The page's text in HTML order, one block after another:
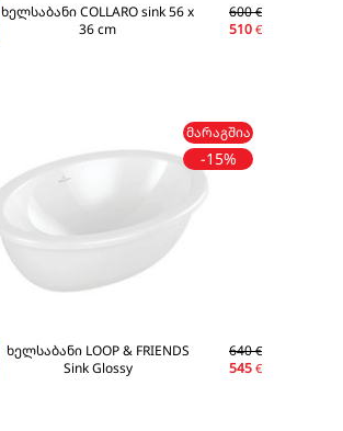
ხელსაბანი COLLARO sink 56 x
36 cm
600€
510 €
ᲛᲐᲠᲐᲒᲨᲘᲐ
-15%
ხელსაბანი LOOP & FRIENDS
Sink Glossy
640€
545 €